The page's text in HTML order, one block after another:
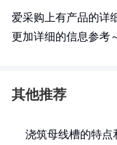
爱采购上有产品的详
更加详细的信息参考
其他推荐
浇筑母线槽的特点